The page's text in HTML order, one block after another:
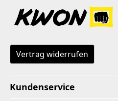
Vertrag widerrufen
Kundenservice